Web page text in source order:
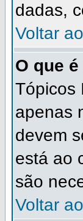
dadas,
Voltar
O que
Tópicos
apenas
devem
está ao
são
Voltar